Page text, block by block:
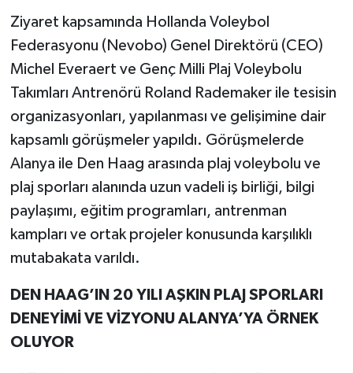
Ziyaret kapsamında Hollanda Voleybol
Federasyonu (Nevobo) Genel Direktörü (CEO)
Michel Everaert ve Genç Milli Plaj Voleybolu
Takımları Antrenörü Roland Rademaker ile tesisin
organizasyonları, yapılanması ve gelişimine dair
kapsamlı görüşmeler yapıldı. Görüşmelerde
Alanya ile Den Haag arasında plaj voleybolu ve
plaj sporları alanında uzun vadeli iş birliği, bilgi
paylaşımı, eğitim programları, antrenman
kampları ve ortak projeler konusunda karşılıklı
mutabakata varıldı.
DEN HAAG’IN 20 YILI AŞKIN PLAJ SPORLARI
DENEYİMİ VE VİZYONU ALANYA’YA ÖRNEK
OLUYOR